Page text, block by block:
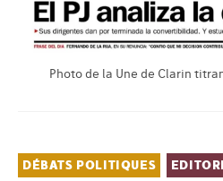
Photo de la Une de Clarin
DÉBATS POLITIQUES